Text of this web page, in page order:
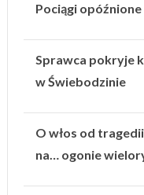
Pociągi opóźnione
Sprawca pokryje
w Świebodzinie
O włos od
na… ogonie